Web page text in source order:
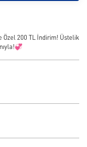
Özel 200 TL İndirim! Üstelik